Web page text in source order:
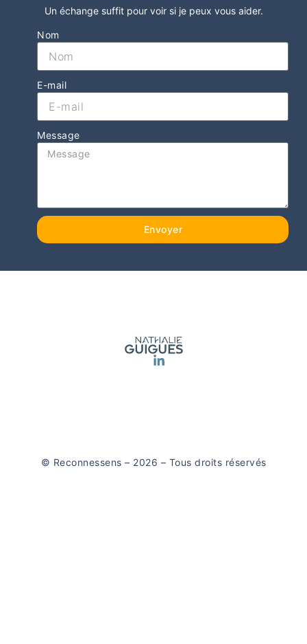
Un échange suffit pour voir si je peux vous aider.
Nom
E-mail
Message
Envoyer
© Reconnessens – 2026 – Tous droits réservés